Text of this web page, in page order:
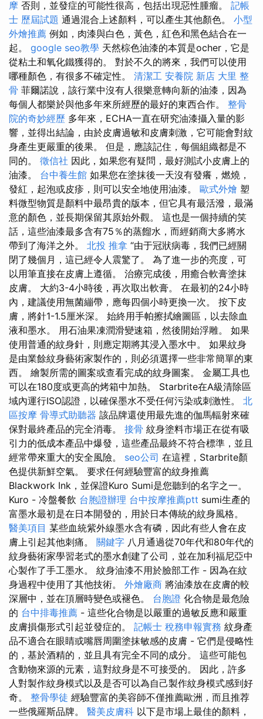
摩 否則，並發症的可能性很高，包括出現惡性腫瘤。 記帳
士 歷屆試題 通過混合上述顏料，可以產生其他顏色。 小型
外燴推薦 例如，肉漆與白色，黃色，紅色和黑色結合在一
起。 google seo教學 天然棕色油漆的本質是ocher，它是
從粘土和氧化鐵獲得的。 對於不久的將來，我們可以使用
哪種顏色，有很多不確定性。 清潔工 安養院 新店 大里 整
骨 菲爾諾說，該行業中沒有人很樂意轉向新的油漆，因為
每個人都樂於與他多年來所經歷的最好的東西合作。 整骨
院的奇妙經歷 多年來，ECHA一直在研究油漆攝入量的影
響，並得出結論，由於皮膚過敏和皮膚刺激，它可能會對紋
身產生更嚴重的後果。 但是，應該記住，每個組織都是不
同的。 徵信社 因此，如果您有疑問，最好測試小皮膚上的
油漆。 台中養生館 如果您在塗抹後一天沒有發癢，燃燒，
發紅，起泡或皮疹，則可以安全地使用油漆。 歐式外燴 塑
料微型物質是顏料中最昂貴的版本，但它具有最活潑，最滿
意的顏色，並長期保留其原始外觀。 這也是一個持續的笑
話，這些油漆最多含有75％的蒸餾水，而經銷商大多將水
帶到了海洋之外。 北投 推拿 “由于冠狀病毒，我們已經關
閉了幾個月，這已經令人震驚了。 為了進一步的亮度，可
以用筆直接在皮膚上遵循。 治療完成後，用癒合軟膏塗抹
皮膚。 大約3-4小時後，再次取出軟膏。 在最初的24小時
內，建議使用無菌繃帶，應每四個小時更換一次。 按下皮
膚，將針1-1.5厘米深。 始終用手帕擦拭繪圖區，以去除血
液和墨水。 用石油果凍潤滑變速箱，然後開始浮雕。 如果
使用普通的紋身針，則應定期將其浸入墨水中。 如果紋身
是由業餘紋身藝術家製作的，則必須選擇一些非常簡單的東
西。 繪製所需的圖案或查看完成的紋身圖案。 金屬工具也
可以在180度或更高的烤箱中加熱。 Starbrite在A級清除區
域內運行ISO認證，以確保墨水不受任何污染或刺激性。 北
區按摩 骨導式助聽器 該品牌還使用最先進的伽馬輻射來確
保對最終產品的完全消毒。 接骨 紋身塗料市場正在從有吸
引力的低成本產品中爆發，這些產品最終不符合標準，並且
經常帶來重大的安全風險。 seo公司 在這裡，Starbrite顏
色提供新鮮空氣。 要求任何經驗豐富的紋身推薦
Blackwork Ink，並保證Kuro Sumi是您聽到的名字之一。
Kuro - 冷盤餐飲 台胞證辦理 台中按摩推薦ptt sumi生產的
富墨水最初是在日本開發的，用於日本傳統的紋身風格。
醫美項目 某些血統紫外線墨水含有磷，因此有些人會在皮
膚上引起其他刺痛。 關鍵字 八月通過從70年代和80年代的
紋身藝術家學習老式的墨水創建了公司，並在加利福尼亞中
心製作了手工墨水。 紋身油漆不用於臉部工作 - 因為在紋
身過程中使用了其他技術。 外燴廠商 將油漆放在皮膚的較
深層中，並在頂層時變色或褪色。 台胞證 化合物是最危險
的 台中排毒推薦 - 這些化合物是以嚴重的過敏反應和嚴重
皮膚損傷形式引起並發症的。 記帳士 稅務申報實務 紋身產
品不適合在眼睛或嘴唇周圍塗抹敏感的皮膚 - 它們是侵略性
的，基於酒精的，並且具有完全不同的成分。 這些可能包
含動物來源的元素，這對紋身是不可接受的。 因此，許多
人對製作紋身模式以及是否可以為自己製作紋身模式感到好
奇。 整骨學徒 經驗豐富的美容師不僅推薦歐洲，而且推荐
一些俄羅斯品牌。 醫美皮膚科 以下是市場上最佳的顏料，